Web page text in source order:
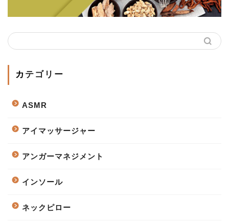
カテゴリー
ASMR
アイマッサージャー
アンガーマネジメント
インソール
ネックピロー